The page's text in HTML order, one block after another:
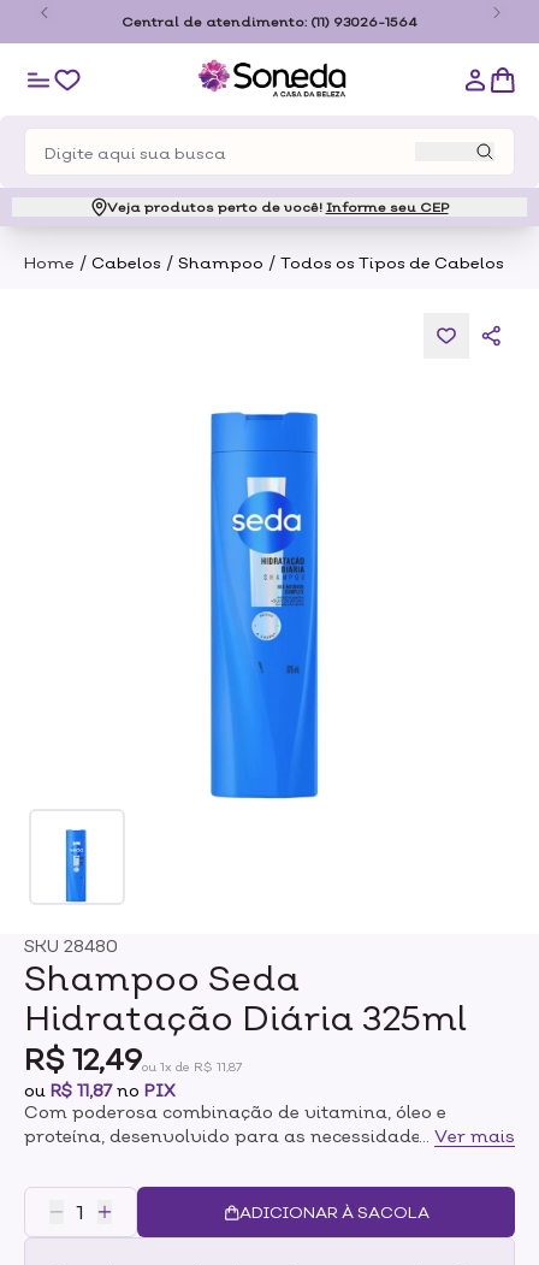
Central de atendimento: (11) 93026-1564
Veja produtos perto de você! Informe seu CEP
Home / Cabelos / Shampoo / Todos os Tipos de Cabelos
SKU 28480
Shampoo Seda
Hidratação Diária 325ml
R$ 12,49ou 1x de R$ 11,87
ou R$ 11,87no PIX
Com poderosa combinação de vitamina, óleo e
proteína, desenvolvido para as necessidades do seu
ajudar na saúde do couro, Óleo de Melaleuca,
conhecido por nutrir o couro cabeludo, e Aminoácidos,
conhecido por dar força ao cabelo.Esse shampoo é
Ver mais
ADICIONAR À SACOLA